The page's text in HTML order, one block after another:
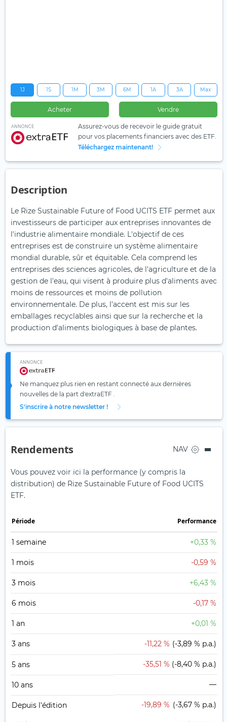
1J 1S 1M 3M 6M 1A 3A Max
Acheter Vendre
ANNONCE
Assurez-vous de recevoir le guide gratuit
pour vos placements financiers avec des ETF.
Téléchargez maintenant!
Description
Le Rize Sustainable Future of Food UCITS ETF permet aux
investisseurs de participer aux entreprises innovantes de
l'industrie alimentaire mondiale. L'objectif de ces
entreprises est de construire un système alimentaire
mondial durable, sûr et équitable. Cela comprend les
entreprises des sciences agricoles, de l'agriculture et de la
gestion de l'eau, qui visent à produire plus d'aliments avec
moins de ressources et moins de pollution
environnementale. De plus, l'accent est mis sur les
emballages recyclables ainsi que sur la recherche et la
production d'aliments biologiques à base de plantes.
ANNONCE
Ne manquez plus rien en restant connecté aux dernières
nouvelles de la part d'extraETF .
S'inscrire à notre newsletter !
Rendements NAV
Vous pouvez voir ici la performance (y compris la
distribution) de Rize Sustainable Future of Food UCITS
ETF.
Période Performance
1 semaine +0,33 %
1 mois -0,59 %
3 mois +6,43 %
6 mois -0,17 %
1 an +0,01 %
3 ans -11,22 % (-3,89 % p.a.)
5 ans -35,51 % (-8,40 % p.a.)
10 ans —
Depuis l'édition -19,89 % (-3,67 % p.a.)